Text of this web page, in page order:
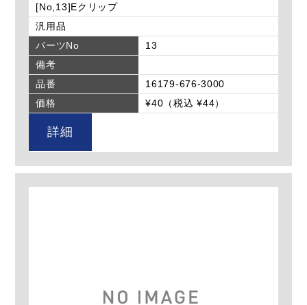
[No,13]Eクリップ
汎用品
パーツNo
13
備考
品番
16179-676-3000
価格
¥40（税込 ¥44）
詳細